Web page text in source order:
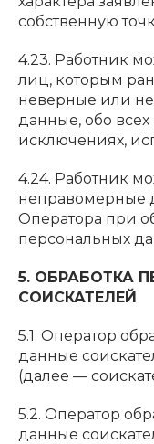
собственную
4.23. Работник
лиц, которым
неверные или
данные, обо
исключениях,
4.24. Работник
неправомерные
Оператора при
персональных
5. ОБРАБОТКА
СОИСКАТЕЛЕЙ
5.1. Оператор
данные
(далее —
5.2. Оператор
данные